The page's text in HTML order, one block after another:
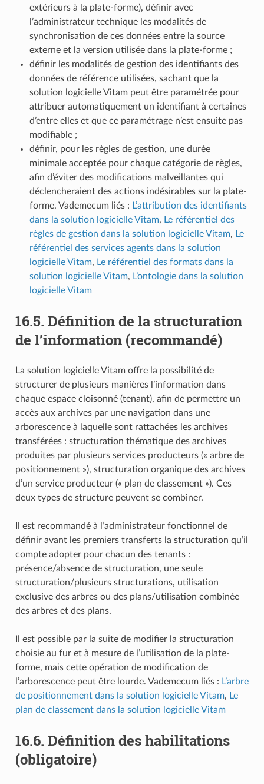
extérieurs à la plate-forme), définir avec
l’administrateur technique les modalités de
synchronisation de ces données entre la source
externe et la version utilisée dans la plate-forme ;
définir les modalités de gestion des identifiants des
données de référence utilisées, sachant que la
solution logicielle Vitam peut être paramétrée pour
attribuer automatiquement un identifiant à certaines
d’entre elles et que ce paramétrage n’est ensuite pas
modifiable ;
définir, pour les règles de gestion, une durée
minimale acceptée pour chaque catégorie de règles,
afin d’éviter des modifications malveillantes qui
déclencheraient des actions indésirables sur la plate-
forme. Vademecum liés : L’attribution des identifiants
dans la solution logicielle Vitam, Le référentiel des
règles de gestion dans la solution logicielle Vitam, Le
référentiel des services agents dans la solution
logicielle Vitam, Le référentiel des formats dans la
solution logicielle Vitam, L’ontologie dans la solution
logicielle Vitam
16.5. Définition de la structuration
de l’information (recommandé)
La solution logicielle Vitam offre la possibilité de
structurer de plusieurs manières l’information dans
chaque espace cloisonné (tenant), afin de permettre un
accès aux archives par une navigation dans une
arborescence à laquelle sont rattachées les archives
transférées : structuration thématique des archives
produites par plusieurs services producteurs (« arbre de
positionnement »), structuration organique des archives
d’un service producteur (« plan de classement »). Ces
deux types de structure peuvent se combiner.
Il est recommandé à l’administrateur fonctionnel de
définir avant les premiers transferts la structuration qu’il
compte adopter pour chacun des tenants :
présence/absence de structuration, une seule
structuration/plusieurs structurations, utilisation
exclusive des arbres ou des plans/utilisation combinée
des arbres et des plans.
Il est possible par la suite de modifier la structuration
choisie au fur et à mesure de l’utilisation de la plate-
forme, mais cette opération de modification de
l’arborescence peut être lourde. Vademecum liés : L’arbre
de positionnement dans la solution logicielle Vitam, Le
plan de classement dans la solution logicielle Vitam
16.6. Définition des habilitations
(obligatoire)